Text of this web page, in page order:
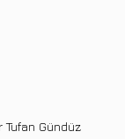
Gündüz